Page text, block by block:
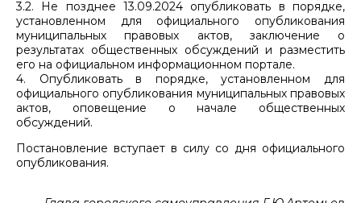
3.2. Не позднее 13.09.2024 опубликовать в порядке,
установленном для официального опубликования
муниципальных правовых актов, заключение о
результатах общественных обсуждений и разместить
его на официальном информационном портале.
4. Опубликовать в порядке, установленном для
официального опубликования муниципальных правовых
актов, оповещение о начале общественных
обсуждений.
Постановление вступает в силу со дня официального
опубликования.